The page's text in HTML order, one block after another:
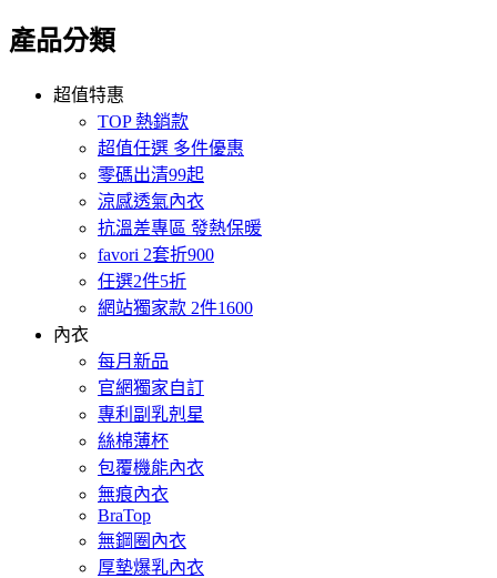
產品分類
超值特惠
TOP 熱銷款
超值任選 多件優惠
零碼出清99起
涼感透氣內衣
抗溫差專區 發熱保暖
favori 2套折900
任選2件5折
網站獨家款 2件1600
內衣
每月新品
官網獨家自訂
專利副乳剋星
絲棉薄杯
包覆機能內衣
無痕內衣
BraTop
無鋼圈內衣
厚墊爆乳內衣